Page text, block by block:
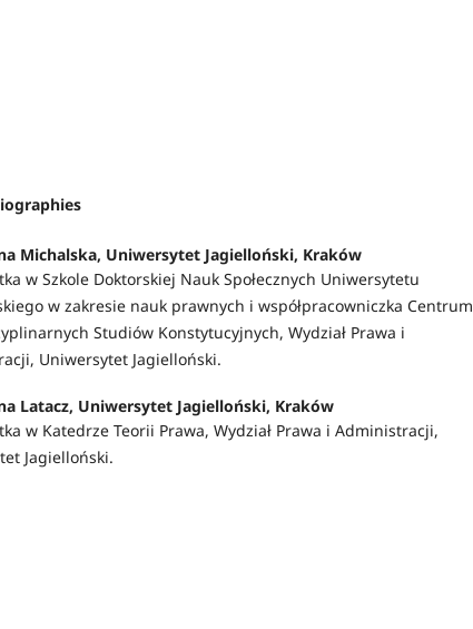
Michalska, Uniwersytet Jagielloński, Kraków
w Szkole Doktorskiej Nauk Społecznych Uniwersytetu
w zakresie nauk prawnych i współpracowniczka Centrum
Studiów Konstytucyjnych, Wydział Prawa i
Uniwersytet Jagielloński.
Latacz, Uniwersytet Jagielloński, Kraków
w Katedrze Teorii Prawa, Wydział Prawa i Administracji,
Jagielloński.